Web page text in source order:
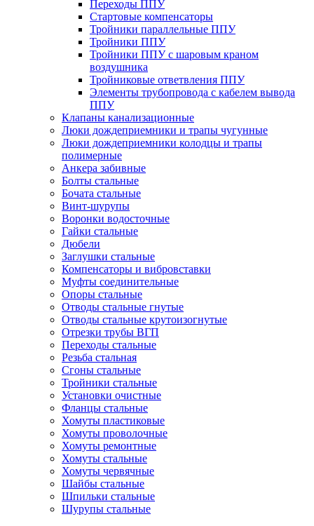
Переходы ППУ
Стартовые компенсаторы
Тройники параллельные ППУ
Тройники ППУ
Тройники ППУ с шаровым краном
воздушника
Тройниковые ответвления ППУ
Элементы трубопровода с кабелем вывода
ППУ
Клапаны канализационные
Люки дождеприемники и трапы чугунные
Люки дождеприемники колодцы и трапы
полимерные
Анкера забивные
Болты стальные
Бочата стальные
Винт-шурупы
Воронки водосточные
Гайки стальные
Дюбели
Заглушки стальные
Компенсаторы и вибровставки
Муфты соединительные
Опоры стальные
Отводы стальные гнутые
Отводы стальные крутоизогнутые
Отрезки трубы ВГП
Переходы стальные
Резьба стальная
Сгоны стальные
Тройники стальные
Установки очистные
Фланцы стальные
Хомуты пластиковые
Хомуты проволочные
Хомуты ремонтные
Хомуты стальные
Хомуты червячные
Шайбы стальные
Шпильки стальные
Шурупы стальные